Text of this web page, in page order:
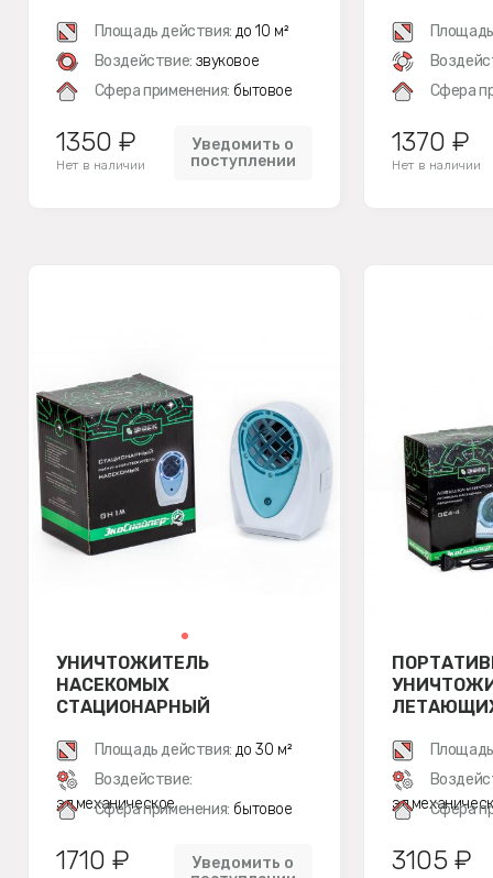
Площадь действия: до 10 м²
Воздействие: звуковое
Сфера применения: бытовое
1350 ₽
Нет в наличии
Уведомить о
поступлении
Сфера
1370 ₽
Нет в наличии
УНИЧТОЖИТЕЛЬ
НАСЕКОМЫХ
СТАЦИОНАРНЫЙ
Площадь действия: до 30 м²
Воздействие:
эл.механическое
Сфера применения: бытовое
1710 ₽
Уведомить о
Сфера
3105 ₽